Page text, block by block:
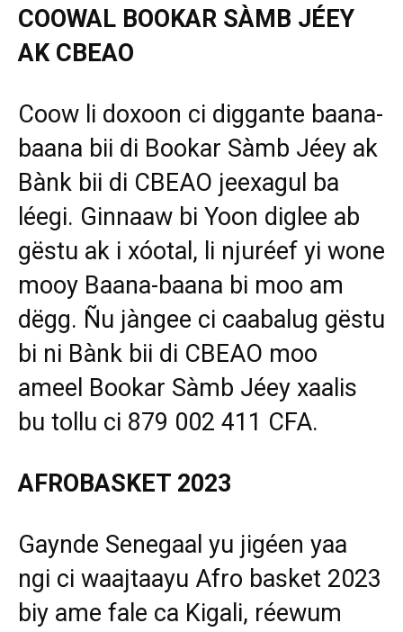
COOWAL BOOKAR SÀMB JÉEY
AK CBEAO
Coow li doxoon ci diggante baana-
baana bii di Bookar Sàmb Jéey ak
Bànk bii di CBEAO jeexagul ba
léegi. Ginnaaw bi Yoon diglee ab
gëstu ak i xóotal, li njuréef yi wone
mooy Baana-baana bi moo am
dëgg. Ñu jàngee ci caabalug gëstu
bi ni Bànk bii di CBEAO moo
ameel Bookar Sàmb Jéey xaalis
bu tollu ci 879 002 411 CFA.
AFROBASKET 2023
Gaynde Senegaal yu jigéen yaa
ngi ci waajtaayu Afro basket 2023
biy ame fale ca Kigali, réewum